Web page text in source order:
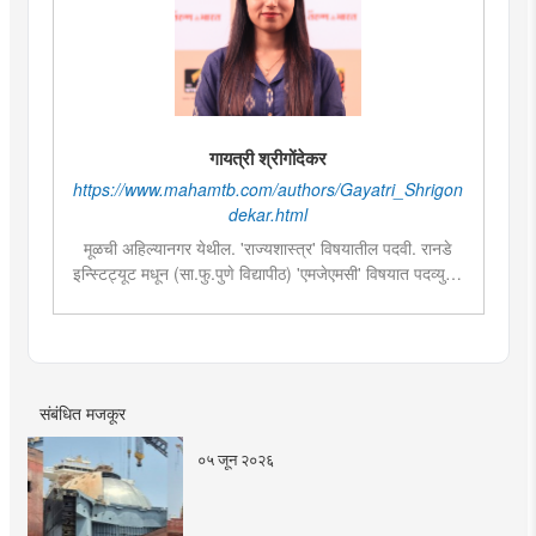
गायत्री श्रीगोंदेकर
https://www.mahamtb.com/authors/Gayatri_Shrigon
dekar.html
मूळची अहिल्यानगर येथील. 'राज्यशास्त्र' विषयातील पदवी. रानडे
इन्स्टिट्यूट मधून (सा.फु.पुणे विद्यापीठ) 'एमजेएमसी' विषयात पदव्युत्तर
पदावर रुजू. सद्यस्थितीत 'इन्फ्रास्ट्रक्चर आणि डेव्हलपमेंट' विशेष
संबंधित मजकूर
०५ जून २०२६